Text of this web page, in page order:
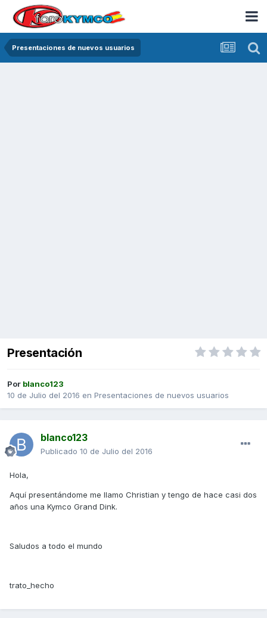
Presentaciones de nuevos usuarios
Presentación
Por blanco123
10 de Julio del 2016 en Presentaciones de nuevos usuarios
blanco123
Publicado 10 de Julio del 2016
Hola,
Aquí presentándome me llamo Christian y tengo de hace casi dos
años una Kymco Grand Dink.
Saludos a todo el mundo
trato_hecho